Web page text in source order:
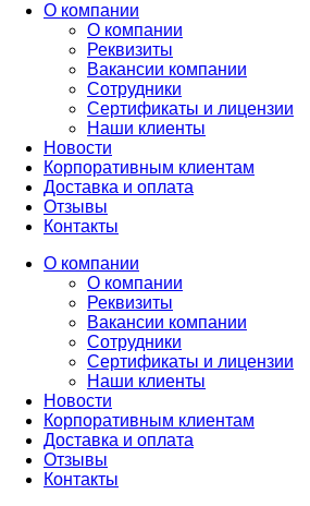
О компании
О компании
Реквизиты
Вакансии компании
Сотрудники
Сертификаты и лицензии
Наши клиенты
Новости
Корпоративным клиентам
Доставка и оплата
Отзывы
Контакты
О компании
О компании
Реквизиты
Вакансии компании
Сотрудники
Сертификаты и лицензии
Наши клиенты
Новости
Корпоративным клиентам
Доставка и оплата
Отзывы
Контакты